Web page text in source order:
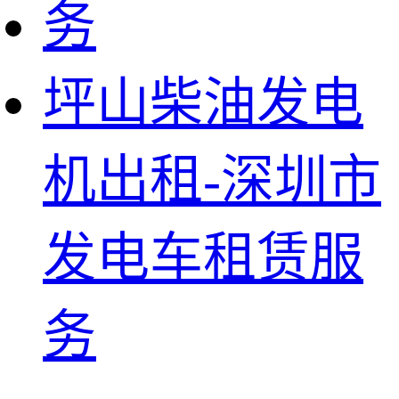
坪山柴油发电
机出租-深圳市
发电车租赁服
务